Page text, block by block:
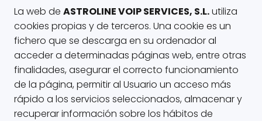
La web de ASTROLINE VOIP SERVICES, S.L.utiliza
cookies propias y de terceros. Una cookie es un
fichero que se descarga en su ordenador al
acceder a determinadas páginas web, entre otras
finalidades, asegurar el correcto funcionamiento
de la página, permitir al Usuario un acceso más
rápido a los servicios seleccionados, almacenar y
recuperar información sobre los hábitos de